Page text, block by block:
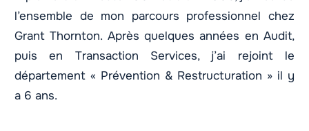
l’ensemble de mon parcours professionnel chez
Grant Thornton. Après quelques années en Audit,
puis en Transaction Services, j’ai rejoint le
département « Prévention & Restructuration » il y
a 6 ans.